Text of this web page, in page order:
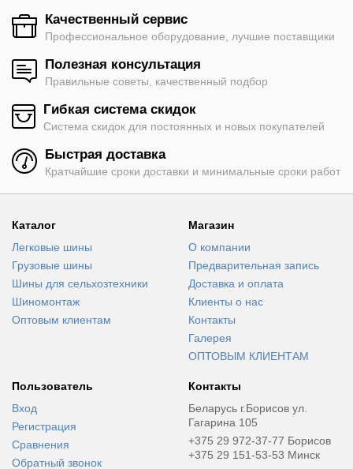
Качественный сервис
Профессиональное оборудование, лучшие поставщики
Полезная консультация
Правильные советы, качественный подбор
Гибкая система скидок
Система скидок для постоянных и новых покупателей
Быстрая доставка
Кратчайшие сроки доставки и минимальные сроки работ
Каталог
Легковые шины
Грузовые шины
Шины для сельхозтехники
Шиномонтаж
Оптовым клиентам
Магазин
О компании
Предварительная запись
Доставка и оплата
Клиенты о нас
Контакты
Галерея
ОПТОВЫМ КЛИЕНТАМ
Пользователь
Вход
Регистрация
Сравнения
Обратный звонок
Контакты
Беларусь г.Борисов ул.
Гагарина 105
+375 29 972-37-77 Борисов
+375 29 151-53-53 Минск